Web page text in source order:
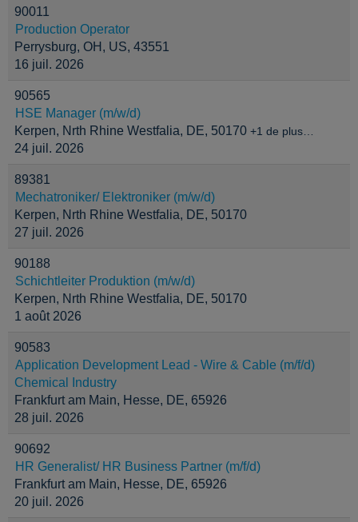
90011
Production Operator
Perrysburg, OH, US, 43551
16 juil. 2026
90565
HSE Manager (m/w/d)
Kerpen, Nrth Rhine Westfalia, DE, 50170 +1 de plus…
24 juil. 2026
89381
Mechatroniker/ Elektroniker (m/w/d)
Kerpen, Nrth Rhine Westfalia, DE, 50170
27 juil. 2026
90188
Schichtleiter Produktion (m/w/d)
Kerpen, Nrth Rhine Westfalia, DE, 50170
1 août 2026
90583
Application Development Lead - Wire & Cable (m/f/d)
Chemical Industry
Frankfurt am Main, Hesse, DE, 65926
28 juil. 2026
90692
HR Generalist/ HR Business Partner (m/f/d)
Frankfurt am Main, Hesse, DE, 65926
20 juil. 2026